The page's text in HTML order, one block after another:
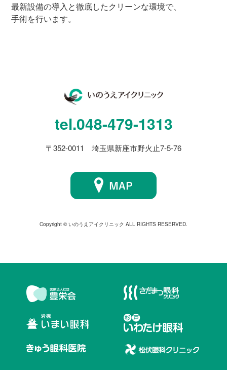
最新設備の導入と徹底したクリーンな環境で、
手術を行います。
tel.048-479-1313
〒352-0011 埼玉県新座市野火止7-5-76
Copyright © いのうえアイクリニック ALL RIGHTS RESERVED.